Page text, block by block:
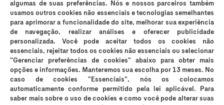
infeções sexualmente transmissíveis (IST). Durex Lubrificantes e Durex
Massage 2in1 são dispositivos médicos que suavizam a secura vaginal e
os incómodos íntimos e são compatíveis com preservativos, no entanto
não são contracetivos e não contêm espermicida. Os lubrificantes Durex
podem reduzir a mobilidade do esperma; se está a tentar engravidar,
consulte o seu médico. Em caso de sensibilidade ao látex, consulte o seu
médico antes de utilizar os preservativos. Os preservativos Durex Placer
Prolongado e Durex Mutual Clímax não devem ser utilizados quando
qualquer dos parceiros sofrer de problemas respiratórios. Nenhum método
contracetivo garante 100% de prevenção da gravidez ou transmissão de
IST. Evite o contacto com os olhos, cortes, pele ferida ou irritada. Leia
algumas de suas preferências. Nós e nossos parceiros também
usamos outros cookies não essenciais e tecnologias semelhantes
para aprimorar a funcionalidade do site, melhorar sua experiência
de navegação, realizar análises e oferecer publicidade
personalizada. Você pode aceitar todos os cookies não
essenciais, rejeitar todos os cookies não essenciais ou selecionar
"Gerenciar preferências de cookies" abaixo para obter mais
opções e informações. Manteremos sua escolha por 13 meses. No
caso de cookies "Essenciais", nós os colocamos
automaticamente conforme permitido pela lei aplicável. Para
saber mais sobre o uso de cookies e como você pode alterar suas